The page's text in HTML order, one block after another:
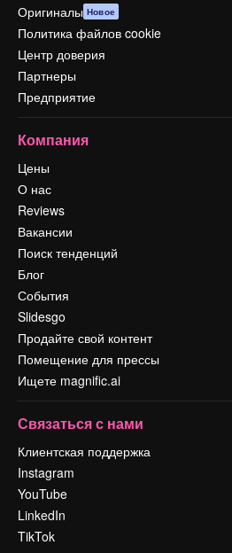
Оригиналы Новое
Политика файлов cookie
Центр доверия
Партнеры
Предприятие
Компания
Цены
О нас
Reviews
Вакансии
Поиск тенденций
Блог
События
Slidesgo
Продайте свой контент
Помещение для прессы
Ищете magnific.ai
Связаться с нами
Клиентская поддержка
Instagram
YouTube
LinkedIn
TikTok